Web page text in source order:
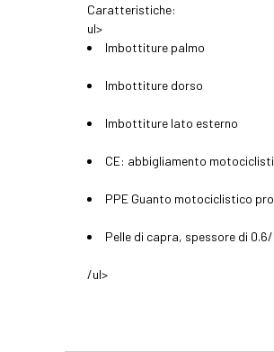
Caratteristiche:
ul>
Imbottiture palmo
Imbottiture dorso
Imbottiture lato esterno
CE: abbigliamento
PPE Guanto motociclistico
Pelle di capra, spessore di
/ul>